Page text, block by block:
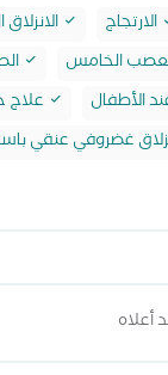
الارتجاج
الخامس
الأطفال
علاج
غضروفي عنقي